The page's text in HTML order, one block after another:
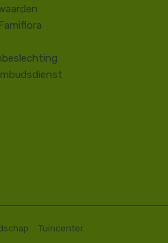
Tuincenter